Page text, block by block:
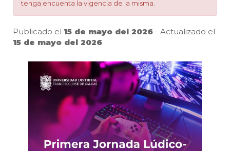
su
comunidad
egresados
tenga encuenta la vigencia de la misma.
Publicado el 15 de mayo del 2026 - Actualizado el
15 de mayo del 2026